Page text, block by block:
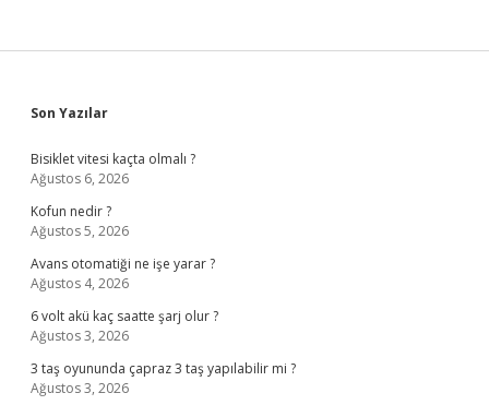
Sidebar
Son Yazılar
Bisiklet vitesi kaçta olmalı ?
Ağustos 6, 2026
Kofun nedir ?
Ağustos 5, 2026
Avans otomatiği ne işe yarar ?
Ağustos 4, 2026
6 volt akü kaç saatte şarj olur ?
Ağustos 3, 2026
3 taş oyununda çapraz 3 taş yapılabilir mi ?
Ağustos 3, 2026